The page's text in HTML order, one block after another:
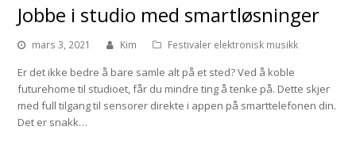
Jobbe i studio med smartløsninger
mars 3, 2021 Kim Festivaler elektronisk musikk
Er det ikke bedre å bare samle alt på et sted? Ved å koble
futurehome til studioet, får du mindre ting å tenke på. Dette skjer
med full tilgang til sensorer direkte i appen på smarttelefonen din.
Det er snakk…